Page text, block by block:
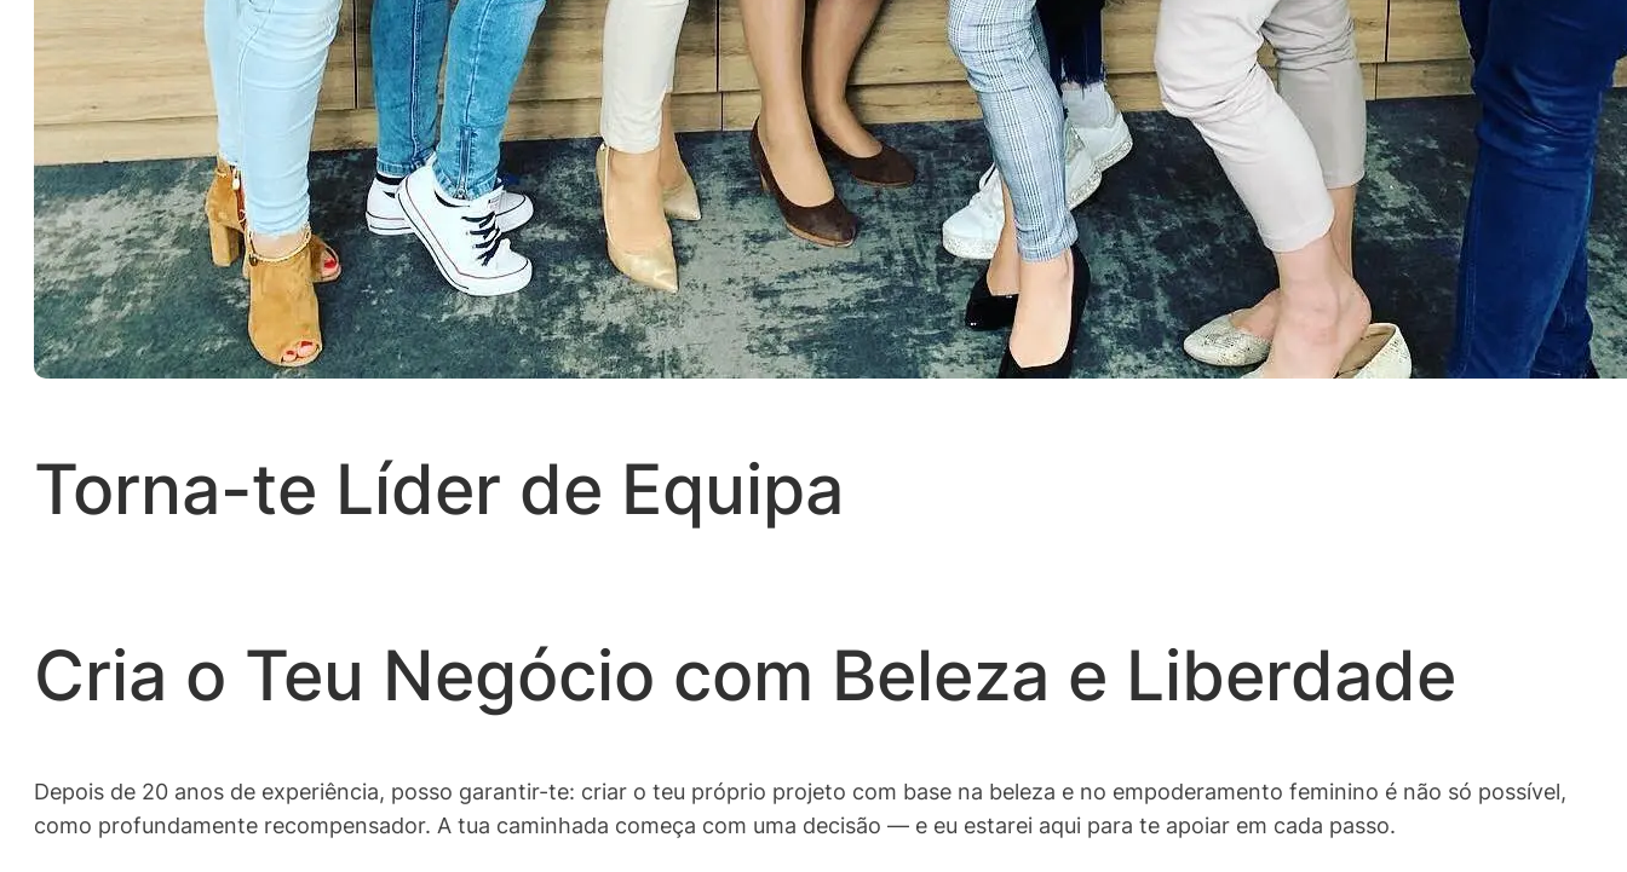
Torna-te Líder de Equipa
Cria o Teu Negócio com Beleza e Liberdade
Depois de 20 anos de experiência, posso garantir-te: criar o teu próprio projeto com base na beleza e no empoderamento feminino é não só possível,
como profundamente recompensador. A tua caminhada começa com uma decisão — e eu estarei aqui para te apoiar em cada passo.